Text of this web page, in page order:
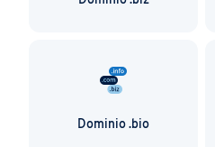
Dominio .bio